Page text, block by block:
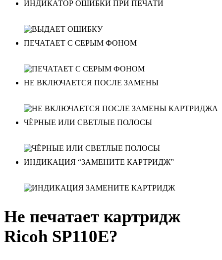
ИНДИКАТОР ОШИБКИ ПРИ ПЕЧАТИ
ПЕЧАТАЕТ С СЕРЫМ ФОНОМ
НЕ ВКЛЮЧАЕТСЯ ПОСЛЕ ЗАМЕНЫ
ЧЁРНЫЕ ИЛИ СВЕТЛЫЕ ПОЛОСЫ
ИНДИКАЦИЯ “ЗАМЕНИТЕ КАРТРИДЖ”
Не печатает картридж
Ricoh SP110E?